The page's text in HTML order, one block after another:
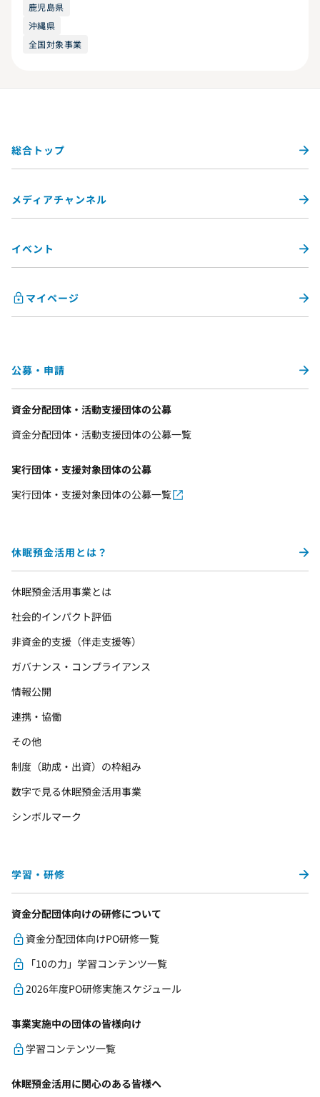
鹿児島県
沖縄県
全国対象事業
総合トップ
メディアチャンネル
イベント
マイページ
公募・申請
資金分配団体・活動支援団体の公募
資金分配団体・活動支援団体の公募一覧
実行団体・支援対象団体の公募
実行団体・支援対象団体の公募一覧
休眠預金活用とは？
休眠預金活用事業とは
社会的インパクト評価
非資金的支援（伴走支援等）
ガバナンス・コンプライアンス
情報公開
連携・協働
その他
制度（助成・出資）の枠組み
数字で見る休眠預金活用事業
シンボルマーク
学習・研修
資金分配団体向けの研修について
資金分配団体向けPO研修一覧
「10の力」学習コンテンツ一覧
2026年度PO研修実施スケジュール
事業実施中の団体の皆様向け
学習コンテンツ一覧
休眠預金活用に関心のある皆様へ